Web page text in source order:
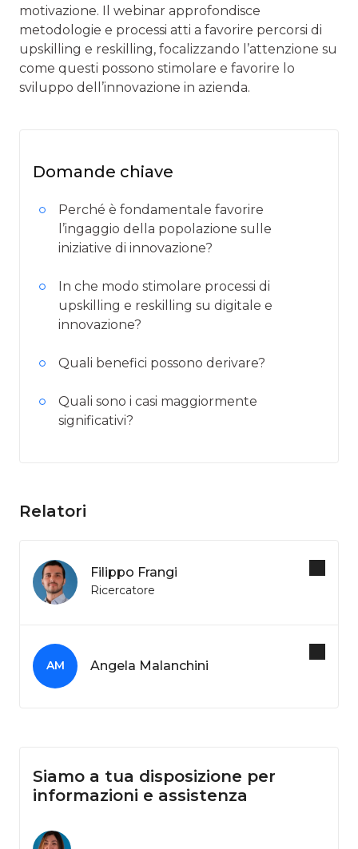
motivazione. Il webinar approfondisce
metodologie e processi atti a favorire percorsi di
upskilling e reskilling, focalizzando l’attenzione su
come questi possono stimolare e favorire lo
sviluppo dell’innovazione in azienda.
Domande chiave
Perché è fondamentale favorire
l’ingaggio della popolazione sulle
iniziative di innovazione?
In che modo stimolare processi di
upskilling e reskilling su digitale e
innovazione?
Quali benefici possono derivare?
Quali sono i casi maggiormente
significativi?
Relatori
Filippo Frangi
Ricercatore
AM Angela Malanchini
Siamo a tua disposizione per
informazioni e assistenza